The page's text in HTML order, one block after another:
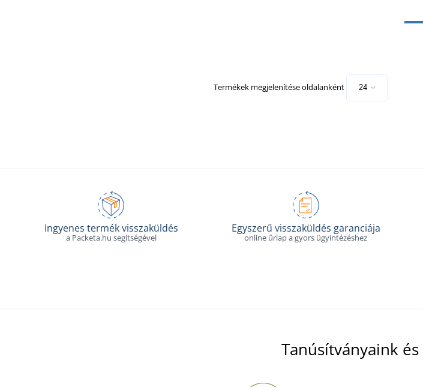
Termékek megjelenítése oldalanként
Ingyenes termék visszaküldés
a Packeta.hu segítségével
Egyszerű visszaküldés garanciája
online űrlap a gyors ügyintézéshez
Tanúsítványaink